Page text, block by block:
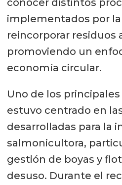
implementados por
reincorporar residuos
promoviendo un
economía circular.
Uno de los
estuvo centrado en
desarrolladas para la
salmonicultora,
gestión de boyas y
desuso. Durante el